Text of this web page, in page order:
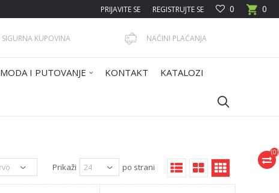
0
0
PRIJAVITE SE REGISTRUJTE SE
SIGURNA KUPOVINA NAČINI PLAĆANJA
MODA I PUTOVANJE KONTAKT KATALOZI
(0)
Prikaži po strani